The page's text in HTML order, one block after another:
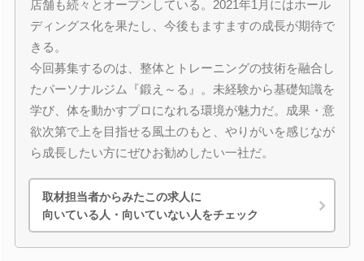
店舗も続々とオープンしている。2021年1月にはホール
ディングス化を果たし、今後もますますの成長が期待で
きる。
今回募集するのは、整体とトレーニングの技術を融合し
たパーソナルジム『鍛え～る』。未経験から基礎知識を
学び、体を動かすプロになれる環境が魅力だ。成果・意
欲次第で上を目指せる風土のもと、やりがいを感じなが
ら成長したい方にぜひお勧めしたい一社だ。
取材担当者からみたこの求人に
向いている人・向いていない人をチェック